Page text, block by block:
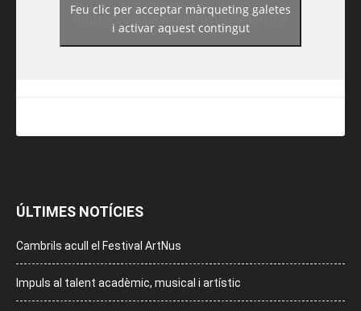
https://www.facebook.com/guiadereus/
Feu clic per acceptar màrqueting galetes
i activar aquest contingut
ÚLTIMES NOTÍCIES
Cambrils acull el Festival ArtNus
Impuls al talent acadèmic, musical i artístic